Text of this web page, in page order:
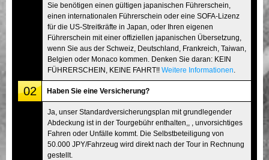
Sie benötigen einen gültigen japanischen Führerschein,
einen internationalen Führerschein oder eine SOFA-Lizenz
für die US-Streitkräfte in Japan, oder Ihren eigenen
Führerschein mit einer offiziellen japanischen Übersetzung,
wenn Sie aus der Schweiz, Deutschland, Frankreich, Taiwan,
Belgien oder Monaco kommen. Denken Sie daran: KEIN
FÜHRERSCHEIN, KEINE FAHRT!! Weitere Informationen
02 Haben Sie eine Versicherung?
Ja, unser Standardversicherungsplan mit grundlegender
Abdeckung ist in der Tourgebühr enthalten,, , unvorsichtiges
Fahren oder Unfälle kommt. Die Selbstbeteiligung von
50.000 JPY/Fahrzeug wird direkt nach der Tour in Rechnung
gestellt.